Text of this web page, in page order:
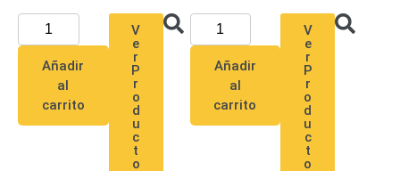
Añadir
al
carrito
V
e
r
P
r
o
d
u
c
t
o
Añadir
al
carrito
V
e
r
P
r
o
d
u
c
t
o